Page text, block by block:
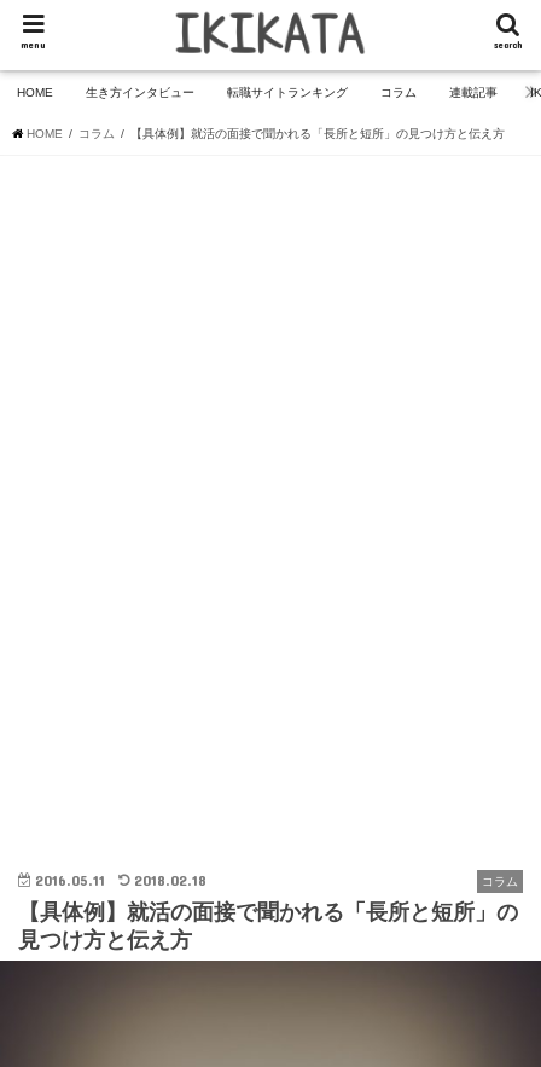
search
menu
HOME 生き方インタビュー 転職サイトランキング コラム 連載記事
HOME コラム 【具体例】就活の面接で聞かれる「長所と短所」の見つけ方と伝え方
コラム
2016.05.11 2018.02.18
【具体例】就活の面接で聞かれる「長所と短所」の
見つけ方と伝え方